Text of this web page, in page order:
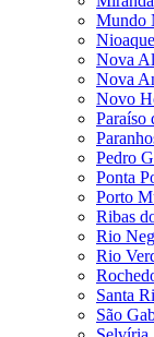
Mundo
Nioaque
Nova
Nova
Novo
Paraíso
Pedro
Ponta
Porto
Ribas
Rio
Rio
Santa
São